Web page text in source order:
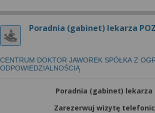
Poradnia (gabinet) lekarza POZ
CENTRUM DOKTOR JAWOREK SPÓŁKA Z
ODPOWIEDZIALNOŚCIĄ
Poradnia (gabinet) lekarza
Zarezerwuj wizytę